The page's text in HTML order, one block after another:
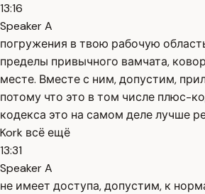
13:16
Speaker A
погружения в твою рабочую
пределы привычного вамчата,
месте. Вместе с ним, допустим,
потому что это в том числе плюс-
кодекса это на самом деле лучше
Kork всё ещё
13:31
Speaker A
не имеет доступа, допустим, к